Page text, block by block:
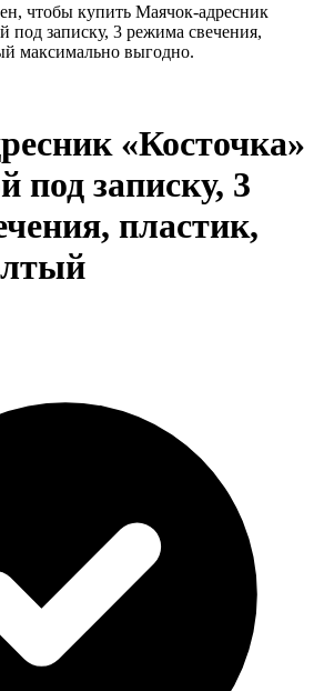
чтобы купить Маячок-адресник
под записку, 3 режима свечения,
максимально выгодно.
«Косточка»
под записку, 3
пластик,